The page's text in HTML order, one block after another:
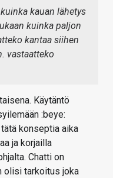
kauan lähetys
kuinka paljon
kantaa siihen
vastaatteko
Käytäntö
:beye:
konseptia aika
ja korjailla
Chatti on
olisi tarkoitus joka